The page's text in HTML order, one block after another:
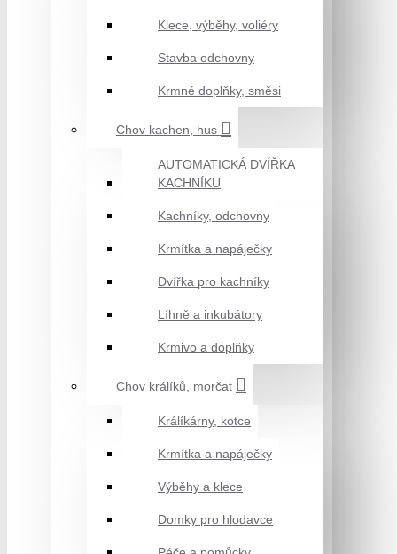
Klece, výběhy, voliéry
Stavba odchovny
Krmné doplňky, směsi
Chov kachen, hus
AUTOMATICKÁ DVÍŘKA
KACHNÍKU
Kachníky, odchovny
Krmítka a napáječky
Dvířka pro kachníky
Líhně a inkubátory
Krmivo a doplňky
Chov králíků, morčat
Králíkárny, kotce
Krmítka a napáječky
Výběhy a klece
Domky pro hlodavce